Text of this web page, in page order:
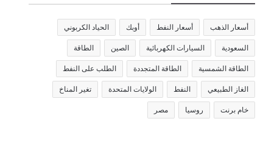
أسعار الذهب أسعار النفط أوبك الحياد الكربوني
السعودية السيارات الكهربائية الصين الطاقة
الطاقة الشمسية الطاقة المتجددة الطلب على النفط
الغاز الطبيعي النفط الولايات المتحدة تغير المناخ
خام برنت روسيا مصر